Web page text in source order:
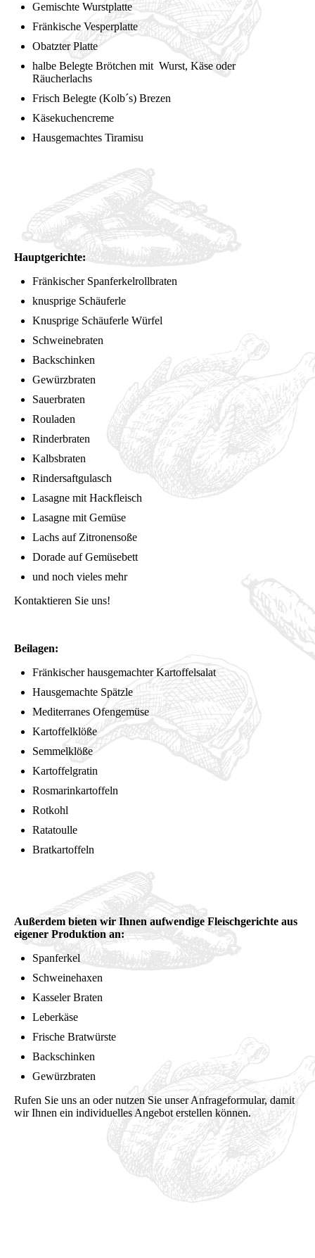
Gemischte Wurstplatte
Fränkische Vesperplatte
Obatzter Platte
halbe Belegte Brötchen mit Wurst, Käse oder
Räucherlachs
Frisch Belegte (Kolb´s) Brezen
Käsekuchencreme
Hausgemachtes Tiramisu
Hauptgerichte:
Fränkischer Spanferkelrollbraten
knusprige Schäuferle
Knusprige Schäuferle Würfel
Schweinebraten
Backschinken
Gewürzbraten
Sauerbraten
Rouladen
Rinderbraten
Kalbsbraten
Rindersaftgulasch
Lasagne mit Hackfleisch
Lasagne mit Gemüse
Lachs auf Zitronensoße
Dorade auf Gemüsebett
und noch vieles mehr
Kontaktieren Sie uns!
Beilagen:
Fränkischer hausgemachter Kartoffelsalat
Hausgemachte Spätzle
Mediterranes Ofengemüse
Kartoffelklöße
Semmelklöße
Kartoffelgratin
Rosmarinkartoffeln
Rotkohl
Ratatoulle
Bratkartoffeln
Außerdem bieten wir Ihnen aufwendige Fleischgerichte aus
eigener Produktion an:
Spanferkel
Schweinehaxen
Kasseler Braten
Leberkäse
Frische Bratwürste
Backschinken
Gewürzbraten
Rufen Sie uns an oder nutzen Sie unser Anfrageformular, damit
wir Ihnen ein individuelles Angebot erstellen können.